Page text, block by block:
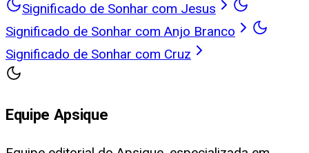
Significado de Sonhar com Jesus
Significado de Sonhar com Anjo Branco
Significado de Sonhar com Cruz
Equipe Apsique